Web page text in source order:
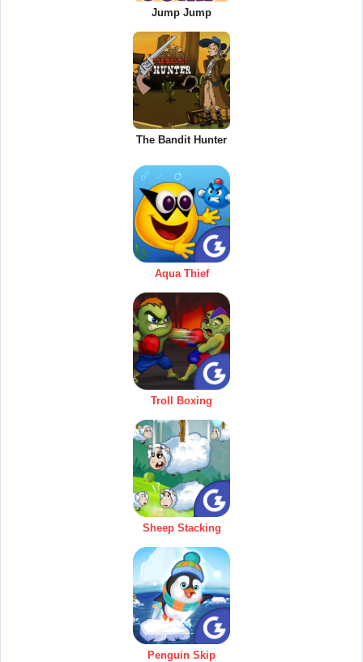
Jump Jump
The Bandit Hunter
Aqua Thief
Troll Boxing
Sheep Stacking
Penguin Skip